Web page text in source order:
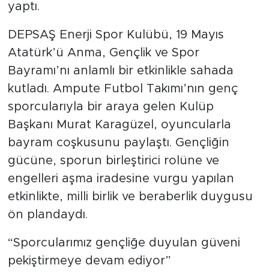
yaptı.
DEPSAŞ Enerji Spor Kulübü, 19 Mayıs
Atatürk’ü Anma, Gençlik ve Spor
Bayramı’nı anlamlı bir etkinlikle sahada
kutladı. Ampute Futbol Takımı’nın genç
sporcularıyla bir araya gelen Kulüp
Başkanı Murat Karagüzel, oyuncularla
bayram coşkusunu paylaştı. Gençliğin
gücüne, sporun birleştirici rolüne ve
engelleri aşma iradesine vurgu yapılan
etkinlikte, milli birlik ve beraberlik duygusu
ön plandaydı.
“Sporcularımız gençliğe duyulan güveni
pekiştirmeye devam ediyor”